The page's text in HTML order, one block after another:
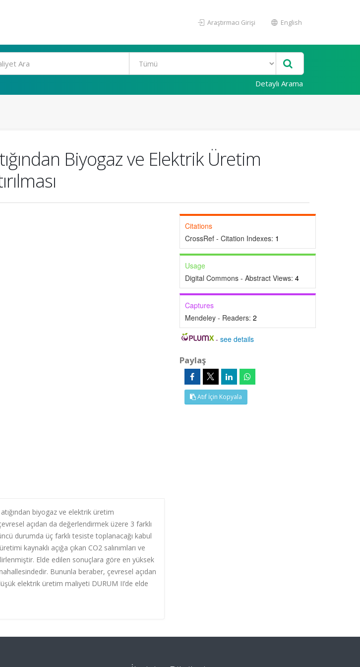
Araştırmacı Girişi English
Detaylı Arama
Biyogaz ve Elektrik Üretim
biyogaz ve elektrik üretim
açıdan da değerlendirmek üzere 3 farklı
durumda üç farklı tesiste toplanacağı kabul
kaynaklı açığa çıkan CO2 salınımları ve
Elde edilen sonuçlara göre en yüksek
Bununla beraber, çevresel açıdan
elektrik üretim maliyeti DURUM II’de elde
Citations
CrossRef - Citation Indexes: 1
Usage
Digital Commons - Abstract Views: 4
Captures
Mendeley - Readers: 2
-see details
Paylaş
Atıf İçin Kopyala